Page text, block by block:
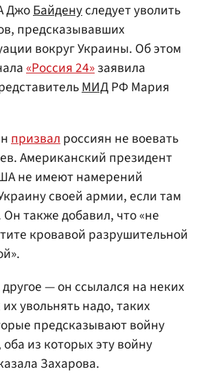
ДжоБайденуследует уволить
предсказывавших
вокруг Украины. Об этом
«Россия 24»заявила
МИДРФ Мария
призвалроссиян не воевать
Американский президент
не имеют намерений
своей армии, если там
также добавил, что «не
кровавой разрушительной
— он ссылался на неких
увольнять надо, таких
предсказывают войну
оба из которых эту войну
Захарова.